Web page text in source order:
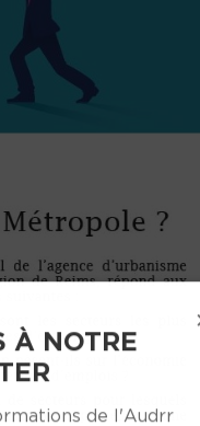
À NOTRE
de l'Audrr